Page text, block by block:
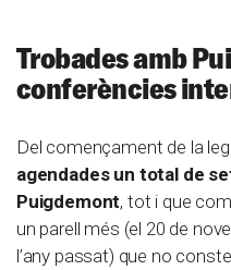
Trobades amb
conferències
Del començament de la
agendades un total de
Puigdemont, tot i que
un parell més (el 20 de
l’any passat) que no